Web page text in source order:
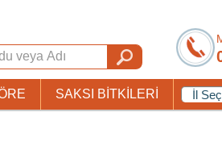
SAKSI BİTKİLERİ